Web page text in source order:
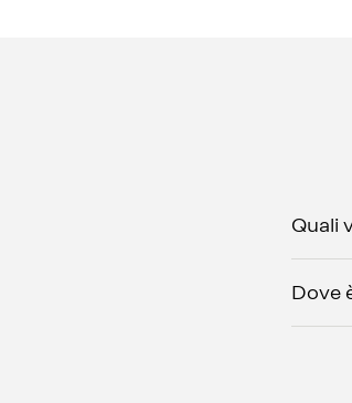
Quali
Dove